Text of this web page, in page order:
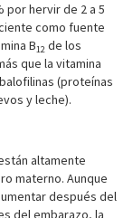
por hervir de 2 a 5
como fuente
B12 de los
que la vitamina
(proteínas
y leche).
altamente
materno. Aunque
después del
del embarazo, la